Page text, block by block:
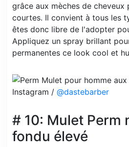
grâce aux mèches de cheveux
courtes. Il convient à tous les
êtes donc libre de l'adopter
Appliquez un spray brillant
permanentes ce look cool et
Instagram / @dastebarber
# 10: Mulet Perm
fondu élevé